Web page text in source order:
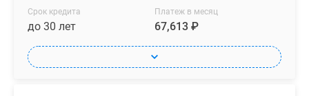
Срок кредита
до 30 лет
Платеж в месяц
67,613 ₽